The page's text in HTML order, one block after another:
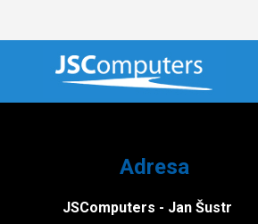
Adresa
JSComputers - Jan Šustr